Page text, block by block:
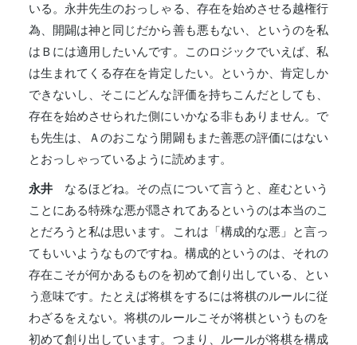
いる。永井先生のおっしゃる、存在を始めさせる越権行
為、開闢は神と同じだから善も悪もない、というのを私
はＢには適用したいんです。このロジックでいえば、私
は生まれてくる存在を肯定したい。というか、肯定しか
できないし、そこにどんな評価を持ちこんだとしても、
存在を始めさせられた側にいかなる非もありません。で
も先生は、Ａのおこなう開闢もまた善悪の評価にはない
とおっしゃっているように読めます。
永井 なるほどね。その点について言うと、産むという
ことにある特殊な悪が隠されてあるというのは本当のこ
とだろうと私は思います。これは「構成的な悪」と言っ
てもいいようなものですね。構成的というのは、それの
存在こそが何かあるものを初めて創り出している、とい
う意味です。たとえば将棋をするには将棋のルールに従
わざるをえない。将棋のルールこそが将棋というものを
初めて創り出しています。つまり、ルールが将棋を構成